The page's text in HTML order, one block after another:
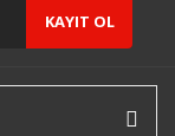
KAYIT OL